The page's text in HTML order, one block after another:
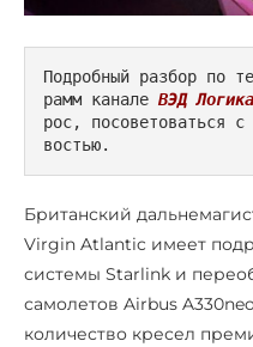
Подробный разбор по
рамм канале ВЭД Логика
рос, посоветоваться
востью.
Британский
Virgin Atlantic имеет
системы Starlink и
самолетов Airbus
количество кресел